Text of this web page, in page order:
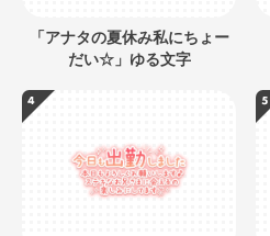
「アナタの夏休み私にちょー
だい☆」ゆる文字